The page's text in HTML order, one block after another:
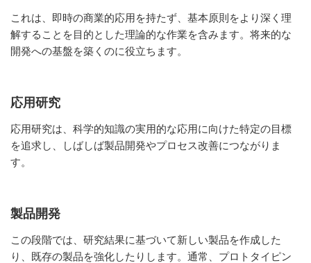
これは、即時の商業的応用を持たず、基本原則をより深く理
解することを目的とした理論的な作業を含みます。将来的な
開発への基盤を築くのに役立ちます。
応用研究
応用研究は、科学的知識の実用的な応用に向けた特定の目標
を追求し、しばしば製品開発やプロセス改善につながりま
す。
製品開発
この段階では、研究結果に基づいて新しい製品を作成した
り、既存の製品を強化したりします。通常、プロトタイピン